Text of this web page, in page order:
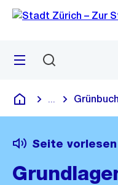
Navigation
Sprunglink
Menü
Deutsch
Blende alle
Grünbuch
Seite vorlesen